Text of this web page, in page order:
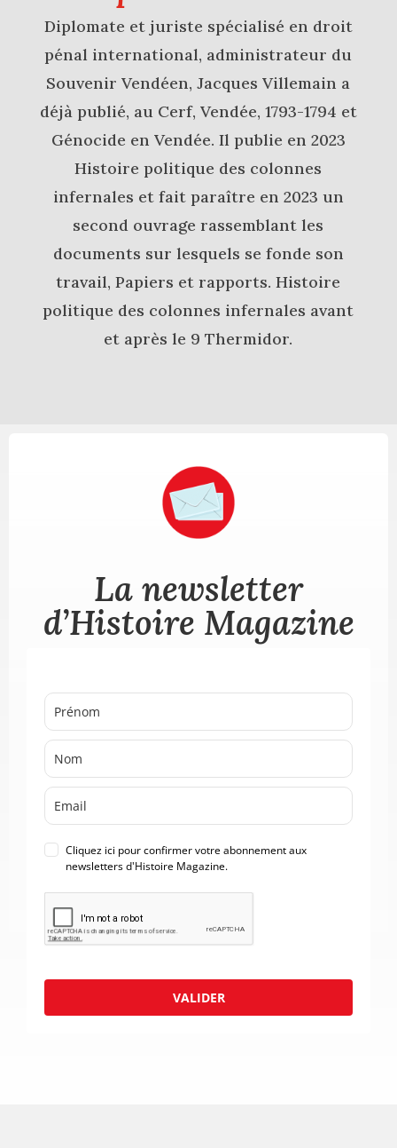
Diplomate et juriste spécialisé en droit
pénal international, administrateur du
Souvenir Vendéen, Jacques Villemain a
déjà publié, au Cerf, Vendée, 1793-1794 et
Génocide en Vendée. Il publie en 2023
Histoire politique des colonnes
infernales et fait paraître en 2023 un
second ouvrage rassemblant les
documents sur lesquels se fonde son
travail, Papiers et rapports. Histoire
politique des colonnes infernales avant
et après le 9 Thermidor.
La newsletter
d’Histoire Magazine
Cliquez ici pour confirmer votre abonnement aux
newsletters d'Histoire Magazine.
VALIDER